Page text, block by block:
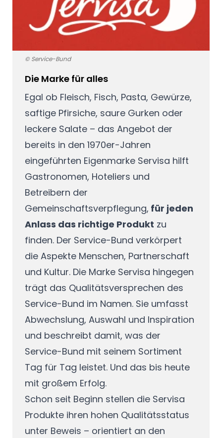
© Service-Bund
Die Marke für alles
Egal ob Fleisch, Fisch, Pasta, Gewürze,
saftige Pfirsiche, saure Gurken oder
leckere Salate – das Angebot der
bereits in den 1970er-Jahren
eingeführten Eigenmarke Servisa hilft
Gastronomen, Hoteliers und
Betreibern der
Gemeinschaftsverpflegung, für jeden
Anlass das richtige Produkt zu
finden. Der Service-Bund verkörpert
die Aspekte Menschen, Partnerschaft
und Kultur. Die Marke Servisa hingegen
trägt das Qualitätsversprechen des
Service-Bund im Namen. Sie umfasst
Abwechslung, Auswahl und Inspiration
und beschreibt damit, was der
Service-Bund mit seinem Sortiment
Tag für Tag leistet. Und das bis heute
mit großem Erfolg.
Schon seit Beginn stellen die Servisa
Produkte ihren hohen Qualitätsstatus
unter Beweis – orientiert an den